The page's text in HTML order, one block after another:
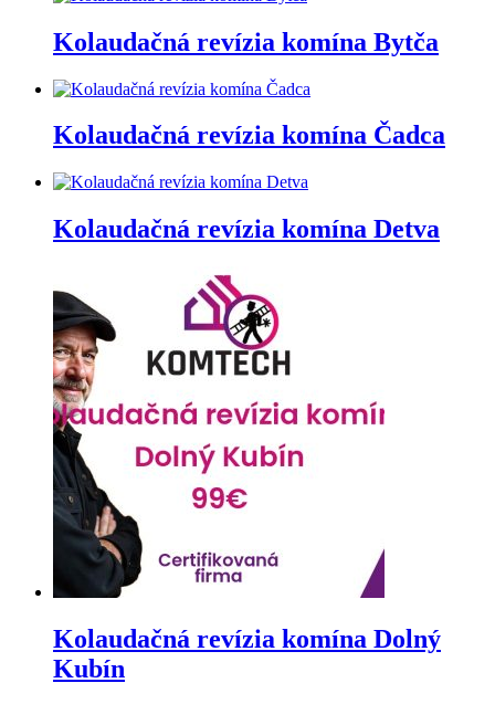
Kolaudačná revízia komína Bytča
Kolaudačná revízia komína Čadca
Kolaudačná revízia komína Detva
Kolaudačná revízia komína Dolný
Kubín